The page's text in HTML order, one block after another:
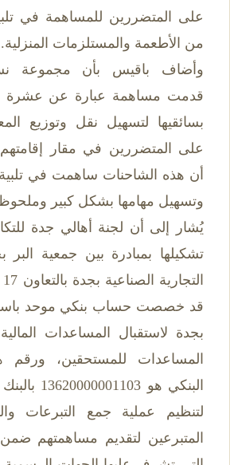
على المتضررين للمساهمة في
من الأطعمة والمستلزمات المنزلية.
وأضاف باقيس بأن مجموعة
قدمت مساهمة عبارة عن عشرة
بسائقيها لتسهيل نقل وتوزيع
على المتضررين في مقار
أن هذه الشاحنات ساهمت في
وتسهيل مهامها بشكل كبير
يُشار إلى أن لجنة أهالي جدة
تشكيلها بمبادرة بين جمعية البر
قد خصصت حساب بنكي موحد باسم
بجدة لاستقبال المساعدات
المساعدات للمستحقين، ورقم
البنكي هو
لتنظيم عملية جمع التبرعات
المتبرعين لتقديم مساهمتهم